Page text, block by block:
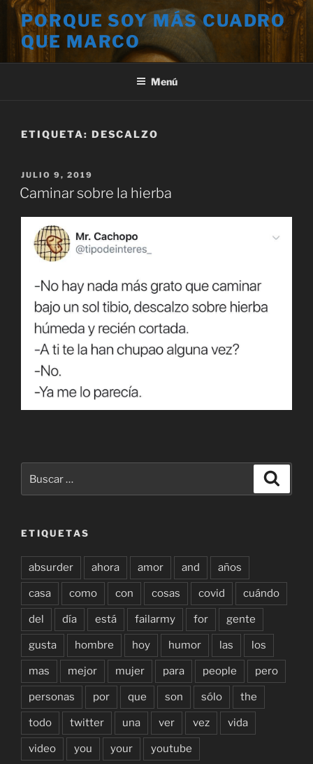
Saltar
contenido
PORQUE SOY MÁS CUADRO
QUE MARCO
Menú
ETIQUETA: DESCALZO
PUBLICADO
EL
JULIO 9, 2019
Caminar sobre la hierba
por:
ETIQUETAS
absurder ahora amor and años
casa como con cosas covid cuándo
del día está failarmy for gente
gusta hombre hoy humor las los
mas mejor mujer para people pero
personas por que son sólo the
todo twitter una ver vez vida
video you your youtube